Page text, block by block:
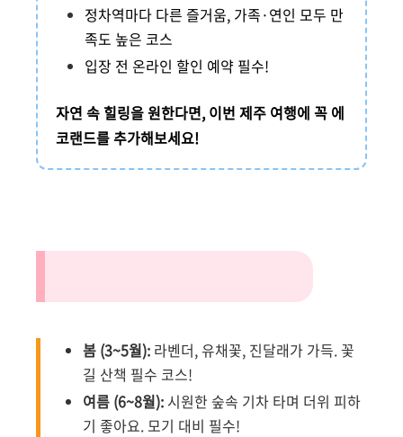
정차역마다 다른 즐거움, 가족·연인 모두 만
족도 높은 코스
입장 전 온라인 할인 예약 필수!
자연 속 힐링을 원한다면, 이번 제주 여행에 꼭 에
코랜드를 추가해보세요!
봄 (3~5월): 라벤더, 유채꽃, 진달래가 가득. 꽃
길 산책 필수 코스!
여름 (6~8월): 시원한 숲속 기차 타며 더위 피하
기 좋아요. 모기 대비 필수!